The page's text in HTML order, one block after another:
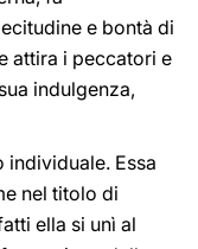
e bontà di
attira i peccatori e
indulgenza,
individuale. Essa
nel titolo di
ella si unì al